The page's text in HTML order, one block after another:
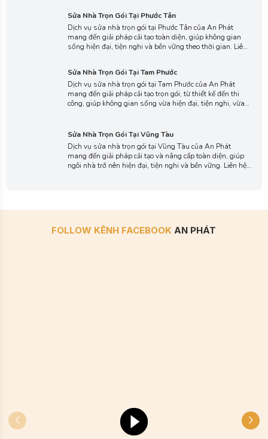
Dịch vụ sửa nhà trọn gói tại Phước Tân của An Phát
mang đến giải pháp cải tạo toàn diện, giúp không gian
sống hiện đại, tiện nghi và bền vững theo thời gian. Liên
hệ với chúng tôi ngay hôm nay để được tư vấn chi tiết, lựa
Dịch vụ sửa nhà trọn gói tại Tam Phước của An Phát
mang đến giải pháp cải tạo trọn gói, từ thiết kế đến thi
công, giúp không gian sống vừa hiện đại, tiện nghi, vừa
bền đẹp theo thời gian. Liên hệ với chúng tôi ngay để
nhận tư vấn chuyên sâu và báo giá chi tiết, tối ưu cho
Sửa Nhà Trọn Gói Tại Vũng Tàu
mang đến giải pháp cải tạo và nâng cấp toàn diện, giúp
ngôi nhà trở nên hiện đại, tiện nghi và bền vững. Liên hệ
với chúng tôi ngay hôm nay để được tư vấn chi tiết và
nhận báo giá minh bạch, thực hiện công trình nhanh
chóng, an toàn.